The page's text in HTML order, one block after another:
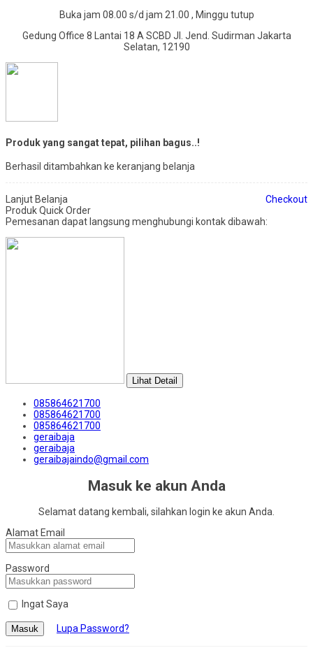
Buka jam 08.00 s/d jam 21.00 , Minggu tutup
Gedung Office 8 Lantai 18 A SCBD Jl. Jend. Sudirman Jakarta
Selatan, 12190
Produk yang sangat tepat, pilihan bagus..!
Berhasil ditambahkan ke keranjang belanja
Lanjut Belanja
Checkout
Produk Quick Order
Pemesanan dapat langsung menghubungi kontak dibawah:
Lihat Detail
085864621700
085864621700
085864621700
geraibaja
geraibaja
geraibajaindo@gmail.com
Masuk ke akun Anda
Selamat datang kembali, silahkan login ke akun Anda.
Alamat Email
Password
Ingat Saya
Masuk Lupa Password?